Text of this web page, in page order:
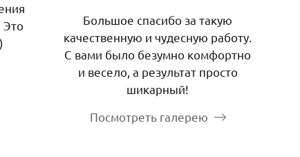
Это
Большое спасибо за такую
качественную и чудесную работу.
С вами было безумно комфортно
и весело, а результат просто
шикарный!
Посмотреть галерею